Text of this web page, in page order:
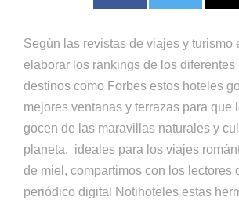
Según las revistas de viajes y turismo
elaborar los rankings de los diferentes
destinos como Forbes estos hoteles
mejores ventanas y terrazas para que
gocen de las maravillas naturales y
planeta, ideales para los viajes
de miel, compartimos con los lectores
periódico digital Notihoteles estas